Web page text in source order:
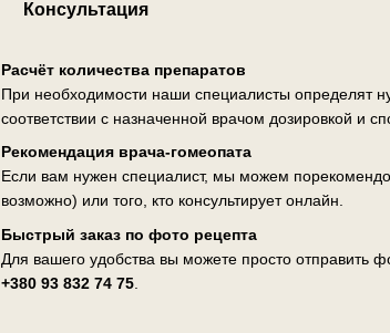
Консультация
Расчёт количества препаратов
При необходимости наши специалисты определят
соответствии с назначенной врачом дозировкой и
Рекомендация врача-гомеопата
Если вам нужен специалист, мы можем
возможно) или того, кто консультирует онлайн.
Быстрый заказ по фото рецепта
Для вашего удобства вы можете просто отправить
+380 93 832 74 75.